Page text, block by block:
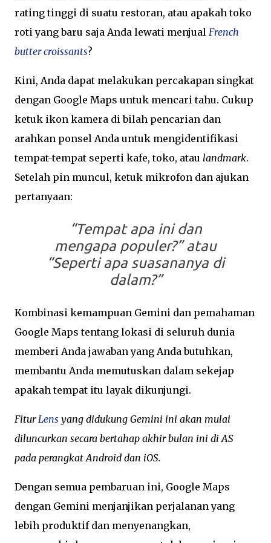
rating tinggi di suatu restoran, atau apakah toko
roti yang baru saja Anda lewati menjual French
butter croissants?
Kini, Anda dapat melakukan percakapan singkat
dengan Google Maps untuk mencari tahu. Cukup
ketuk ikon kamera di bilah pencarian dan
arahkan ponsel Anda untuk mengidentifikasi
tempat-tempat seperti kafe, toko, atau landmark.
Setelah pin muncul, ketuk mikrofon dan ajukan
pertanyaan:
“Tempat apa ini dan
mengapa populer?”atau
“Seperti apa suasananya di
dalam?”
Kombinasi kemampuan Gemini dan pemahaman
Google Maps tentang lokasi di seluruh dunia
memberi Anda jawaban yang Anda butuhkan,
membantu Anda memutuskan dalam sekejap
apakah tempat itu layak dikunjungi.
FiturLens yang didukung Gemini ini akan mulai
diluncurkan secara bertahap akhir bulan ini di AS
pada perangkat Android dan iOS.
Dengan semua pembaruan ini, Google Maps
dengan Gemini menjanjikan perjalanan yang
lebih produktif dan menyenangkan,